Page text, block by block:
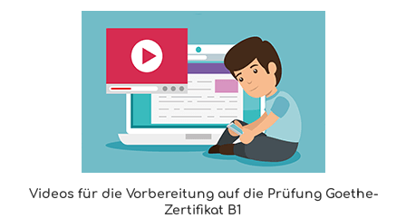
Videos für die Vorbereitung auf die Prüfung Goethe-
Zertifikat B1